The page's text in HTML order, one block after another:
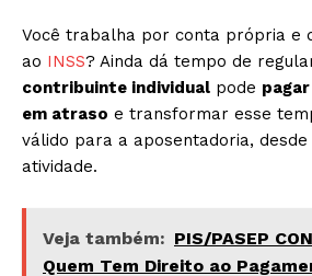
Você trabalha por conta própria e
ao INSS? Ainda dá tempo de
contribuinte individual pode
em atraso e transformar esse
válido para a aposentadoria,
atividade.
Veja também: PIS/PASEP
Quem Tem Direito ao